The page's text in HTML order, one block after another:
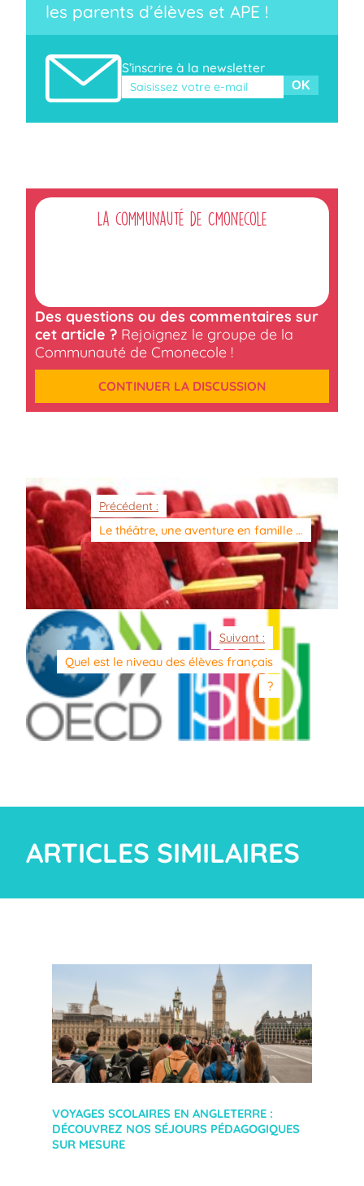
les parents d’élèves et APE !
S’inscrire à la newsletter
Veuillez laisser ce champ vide.
La communauté de Cmonecole
Des questions ou des commentaires sur
cet article ?Rejoignez le groupe de la
Communauté de Cmonecole !
CONTINUER LA DISCUSSION
Précédent :
Le théâtre, une aventure en famille …
Suivant :
Quel est le niveau des élèves français
?
ARTICLES SIMILAIRES
VOYAGES SCOLAIRES EN ANGLETERRE :
DÉCOUVREZ NOS SÉJOURS PÉDAGOGIQUES
SUR MESURE